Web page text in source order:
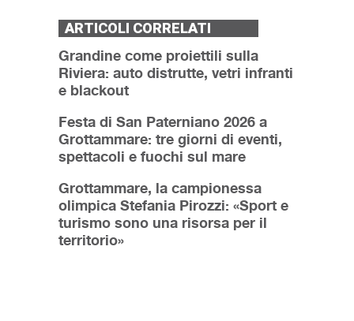
ARTICOLI CORRELATI
Grandine come proiettili sulla
Riviera: auto distrutte, vetri infranti
e blackout
Festa di San Paterniano 2026 a
Grottammare: tre giorni di eventi,
spettacoli e fuochi sul mare
Grottammare, la campionessa
olimpica Stefania Pirozzi: «Sport e
turismo sono una risorsa per il
territorio»